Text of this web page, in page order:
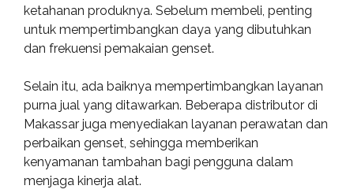
ketahanan produknya. Sebelum membeli, penting
untuk mempertimbangkan daya yang dibutuhkan
dan frekuensi pemakaian genset.
Selain itu, ada baiknya mempertimbangkan layanan
purna jual yang ditawarkan. Beberapa distributor di
Makassar juga menyediakan layanan perawatan dan
perbaikan genset, sehingga memberikan
kenyamanan tambahan bagi pengguna dalam
menjaga kinerja alat.